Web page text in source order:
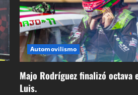
Automovilismo
Majo Rodríguez finalizó octava
Luis.